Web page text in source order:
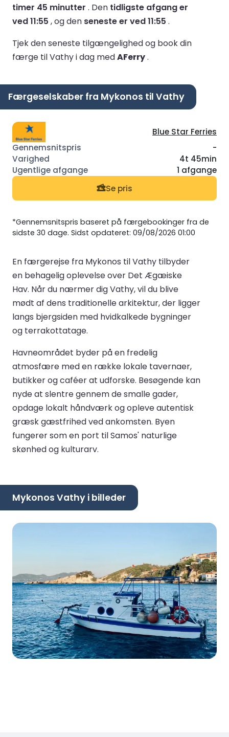
timer 45 minutter . Den tidligste afgang er
ved 11:55 , og den seneste er ved 11:55 .
Tjek den seneste tilgængelighed og book din
færge til Vathy i dag medAFerry.
Færgeselskaber fra Mykonos til Vathy
Blue Star Ferries
-
4t 45min
1 afgange
Se pris
*Gennemsnitspris baseret på færgebookinger fra de
sidste 30 dage. Sidst opdateret: 09/08/2026 01:00
En færgerejse fra Mykonos til Vathy tilbyder
en behagelig oplevelse over Det Ægæiske
Hav. Når du nærmer dig Vathy, vil du blive
mødt af dens traditionelle arkitektur, der ligger
langs bjergsiden med hvidkalkede bygninger
og terrakottatage.
Havneområdet byder på en fredelig
atmosfære med en række lokale tavernaer,
butikker og caféer at udforske. Besøgende kan
nyde at slentre gennem de smalle gader,
opdage lokalt håndværk og opleve autentisk
græsk gæstfrihed ved ankomsten. Byen
fungerer som en port til Samos' naturlige
skønhed og kulturarv.
Mykonos Vathy i billeder